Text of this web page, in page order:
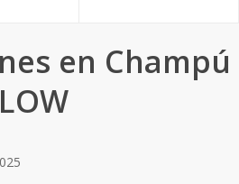
en Champú